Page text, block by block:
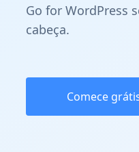
Go for WordPress
cabeça.
Comece